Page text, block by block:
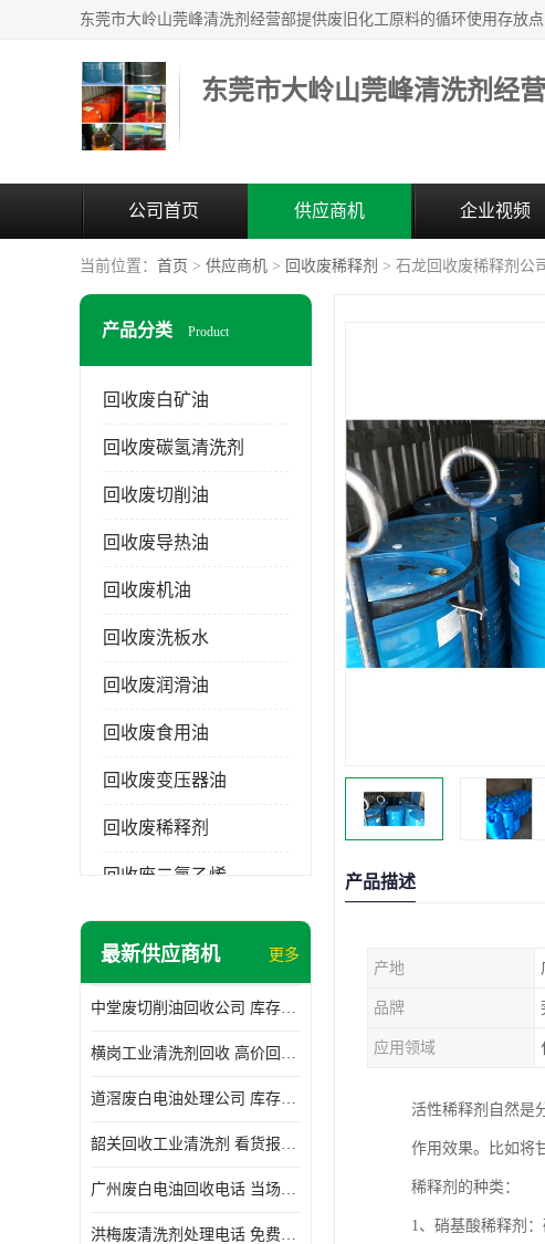
东莞市大岭山莞峰清洗剂经
公司首页 供应商机 企业视频
当前位置： 首页 > 供应商机 > 回收废稀释剂 > 石龙回收废稀释剂公
产品分类 Product
回收废白矿油
回收废碳氢清洗剂
回收废切削油
回收废导热油
回收废机油
回收废洗板水
回收废润滑油
回收废食用油
回收废变压器油
回收废稀释剂
回收废二氯乙烯
回收废清洗剂
回收废三氯乙烯
回收废清洗液
最新供应商机 更多
中堂废切削油回收公司 库存积压回收 义乌市永峰贸易商行
横岗工业清洗剂回收 高价回收 量大量小均可
道滘废白电油处理公司 库存积压回收 量大量小均可
韶关回收工业清洗剂 看货报价 欢迎电话咨询
广州废白电油回收电话 当场结算 现款结算
洪梅废清洗剂处理电话 免费估价 大量尾货回收
产品描述
产地
品牌
应用领域
活性稀释剂自然是
作用效果。比如将
稀释剂的种类：
1、硝基酸稀释剂